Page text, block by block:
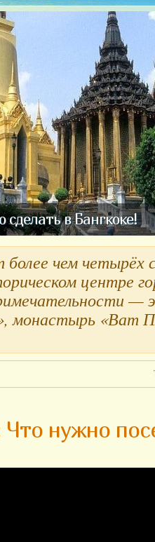
сделать в Бангкоке!
более чем четырёх
центре
—
монастырь «Ват
нужно